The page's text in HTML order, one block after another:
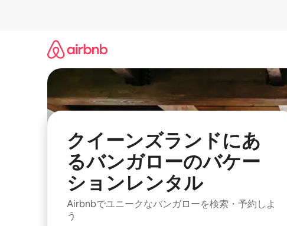
クイーンズランドにあ
るバンガローのバケー
ションレンタル
Airbnbでユニークなバンガローを検索・予約しよ
う